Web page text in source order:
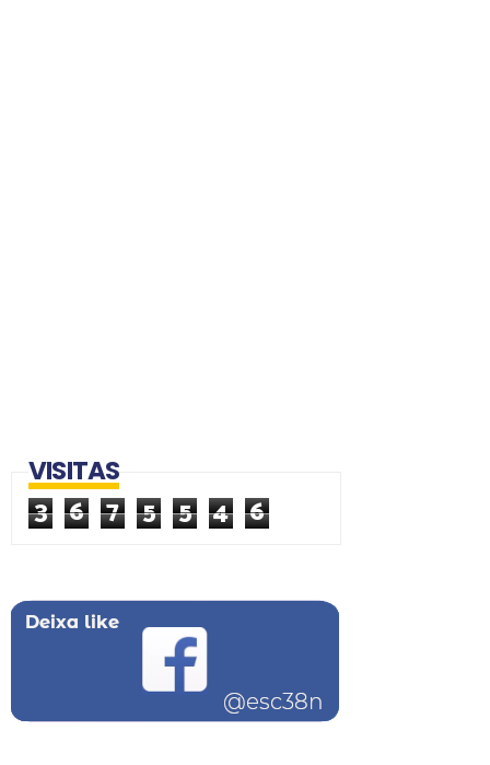
VISITAS
3 6 7 5 5 4 6